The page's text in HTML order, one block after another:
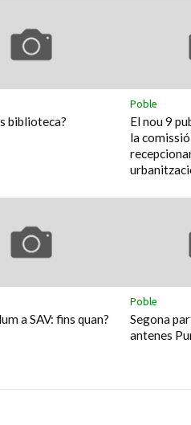
biblioteca?
Poble
El nou 9
la
a SAV: fins quan?
Poble
Segona
antenes